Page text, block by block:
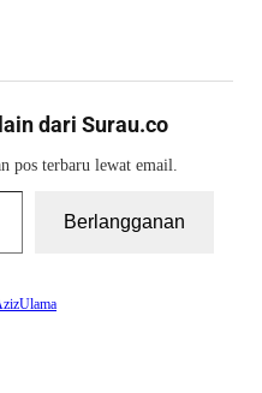
dari Surau.co
pos terbaru lewat email.
Berlangganan
Ulama